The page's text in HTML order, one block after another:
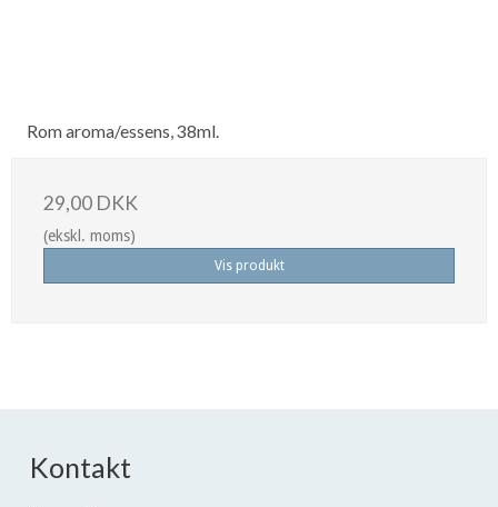
Rom aroma/essens, 38ml.
29,00 DKK
(ekskl. moms)
Vis produkt
Kontakt